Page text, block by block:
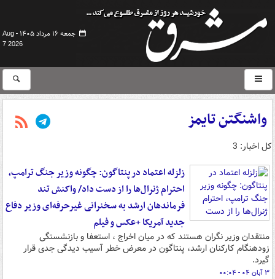
جمعه ۱۶ مرداد ۱۴۰۵ -
Aug
7 2026
واشنگتن تایمز
کل اخبار: 3
زلزله‌ اعتماد در پنتاگون: چگونه وزیر جنگ ترامپ،
احترام ژنرال‌ها را از دست داد/ واکنش تند
فرماندهان ارشد به سخنرانی غیرحرفه‌ای وزیر دفاع
جدید آمریکا +عکس و فیلم
منتقدان وزیر نگران هستند که در میان اخراج ، استعفا و بازنشستگی
زودهنگام کارکنان ارشد، پنتاگون در معرض خطر آسیب دیدگی جدی قرار
گیرد.
۳ آبان ۰۴ - ۰۰:۰۴